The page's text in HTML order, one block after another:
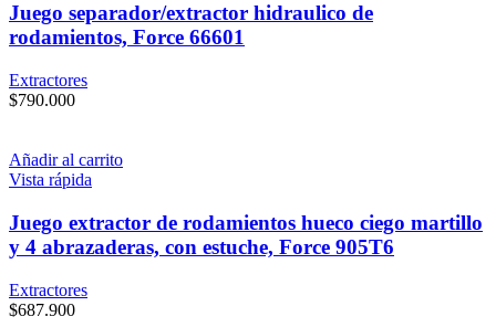
Juego separador/extractor hidraulico de
rodamientos, Force 66601
Extractores
$790.000
Añadir al carrito
Vista rápida
Juego extractor de rodamientos hueco ciego martillo
y 4 abrazaderas, con estuche, Force 905T6
Extractores
$687.900